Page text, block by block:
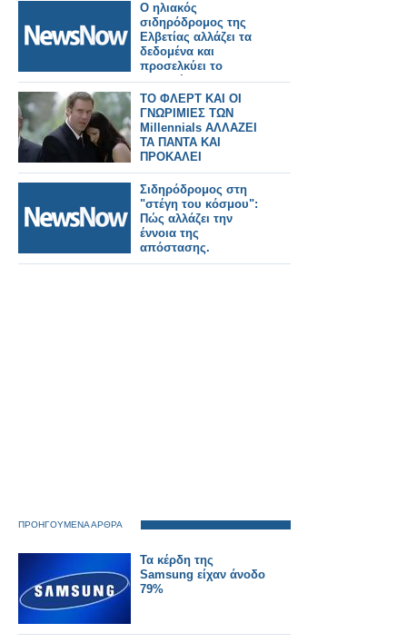
Ο ηλιακός
σιδηρόδρομος της
Ελβετίας αλλάζει τα
δεδομένα και
προσελκύει το
ενδιαφέρον της
Ιταλίας και όχι μόνο.
ΤΟ ΦΛΕΡΤ ΚΑΙ ΟΙ
ΓΝΩΡΙΜΙΕΣ ΤΩΝ
Millennials ΑΛΛΑΖΕΙ
ΤΑ ΠΑΝΤΑ ΚΑΙ
ΠΡΟΚΑΛΕΙ
ΑΝΤΙΔΡΑΣΕΙΣ
Σιδηρόδρομος στη
"στέγη του κόσμου":
Πώς αλλάζει την
έννοια της
απόστασης.
ΠΡΟΗΓΟΥΜΕΝΑ ΑΡΘΡΑ
Τα κέρδη της
Samsung είχαν άνοδο
79%